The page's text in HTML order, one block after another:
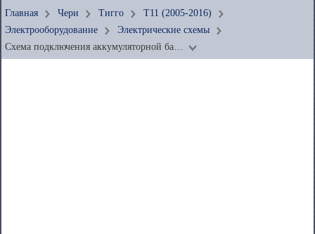
Главная Чери Тигго
T11 (2005-2016)
Электрооборудование
Электрические схемы
Схема подключения аккумуляторной ба…